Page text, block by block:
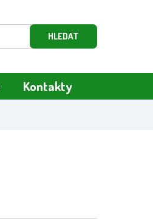
Kontakty